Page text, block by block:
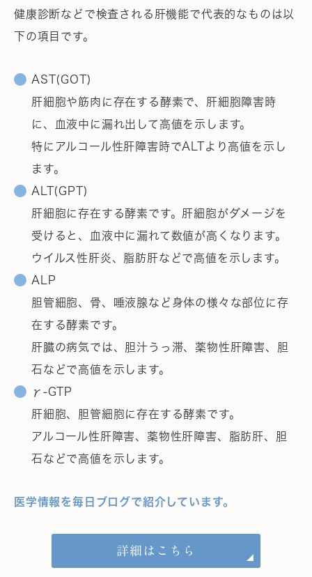
健康診断などで検査される肝機能で代表的なものは以
下の項目です。
AST(GOT)
肝細胞や筋肉に存在する酵素で、肝細胞障害時
に、血液中に漏れ出して高値を示します。
特にアルコール性肝障害時でALTより高値を示し
ます。
ALT(GPT)
肝細胞に存在する酵素です。肝細胞がダメージを
受けると、血液中に漏れて数値が高くなります。
ウイルス性肝炎、脂肪肝などで高値を示します。
ALP
胆管細胞、骨、唾液腺など身体の様々な部位に存
在する酵素です。
肝臓の病気では、胆汁うっ滞、薬物性肝障害、胆
石などで高値を示します。
γ-GTP
肝細胞、胆管細胞に存在する酵素です。
アルコール性肝障害、薬物性肝障害、脂肪肝、胆
石などで高値を示します。
医学情報を毎日ブログで紹介しています。
詳細はこちら